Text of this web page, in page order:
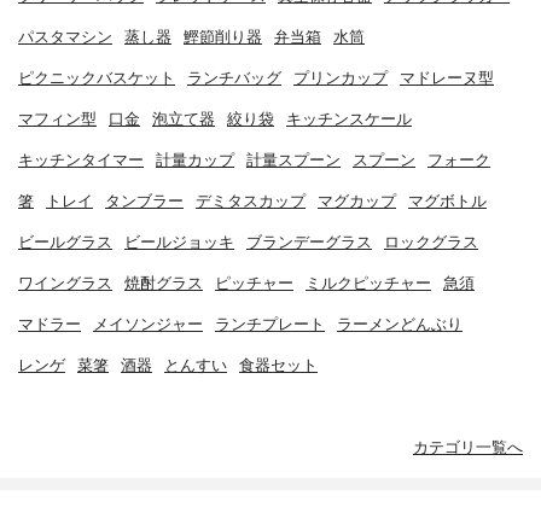
パスタマシン 蒸し器 鰹節削り器 弁当箱 水筒
ピクニックバスケット ランチバッグ プリンカップ マドレーヌ型
マフィン型 口金 泡立て器 絞り袋 キッチンスケール
キッチンタイマー 計量カップ 計量スプーン スプーン フォーク
箸 トレイ タンブラー デミタスカップ マグカップ マグボトル
ビールグラス ビールジョッキ ブランデーグラス ロックグラス
ワイングラス 焼酎グラス ピッチャー ミルクピッチャー 急須
マドラー メイソンジャー ランチプレート ラーメンどんぶり
レンゲ 菜箸 酒器 とんすい 食器セット
カテゴリ一覧へ